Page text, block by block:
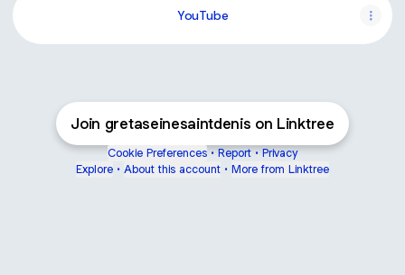
YouTube
Join gretaseinesaintdenis on Linktree
Cookie Preferences • Report • Privacy
Explore • About this account • More from Linktree